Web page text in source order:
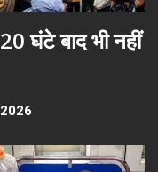
घंटे बाद भी नहीं